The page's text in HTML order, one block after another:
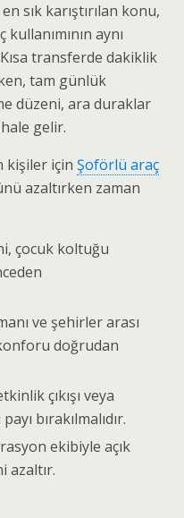
sık karıştırılan konu,
aynı
transferde dakiklik
tam günlük
düzeni, ara duraklar
gelir.
kişiler için Şoförlü araç
azaltırken zaman
çocuk koltuğu
ve şehirler arası
doğrudan
çıkışı veya
bırakılmalıdır.
ekibiyle açık
azaltır.